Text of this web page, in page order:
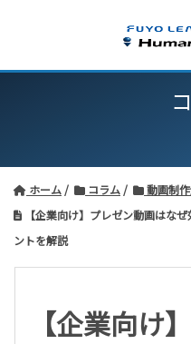
ホーム コラム
動画制
【企業向け】プレゼン動画はな
ントを解説
【企業向け